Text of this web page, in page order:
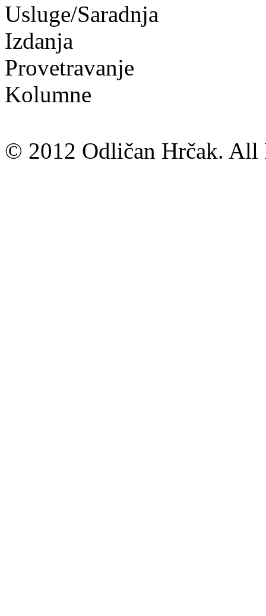
Usluge/Saradnja
Izdanja
Provetravanje
Kolumne
© 2012 Odličan Hrčak. All